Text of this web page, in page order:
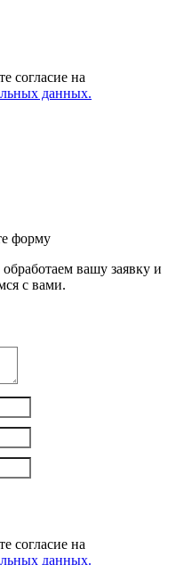
согласие на
данных.
форму
вашу заявку и
с вами.
согласие на
данных.